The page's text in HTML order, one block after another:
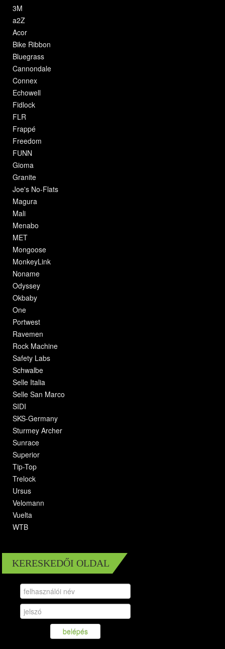
3M
a2Z
Acor
Bike Ribbon
Bluegrass
Cannondale
Connex
Echowell
Fidlock
FLR
Frappé
Freedom
FUNN
Gioma
Granite
Joe's No-Flats
Magura
Mali
Menabo
MET
Mongoose
MonkeyLink
Noname
Odyssey
Okbaby
One
Portwest
Ravemen
Rock Machine
Safety Labs
Schwalbe
Selle Italia
Selle San Marco
SIDI
SKS-Germany
Sturmey Archer
Sunrace
Superior
Tip-Top
Trelock
Ursus
Velomann
Vuelta
WTB
KERESKEDŐI OLDAL
belépés